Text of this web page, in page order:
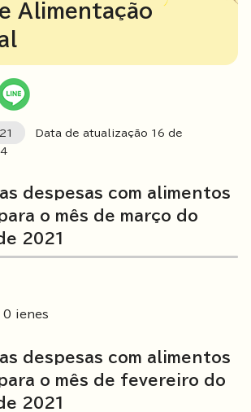
Alimentação
Data de atualização 16 de
despesas com alimentos
o mês de março do
2021
0 ienes
despesas com alimentos
o mês de fevereiro do
2021